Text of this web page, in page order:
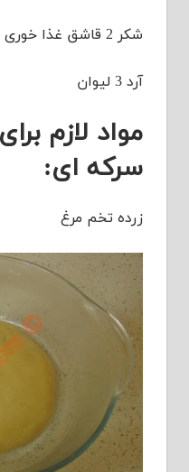
شکر 2 قاشق غذا خوری
آرد 3 لیوان
مواد لازم
سرکه ای:
زرده تخم مرغ